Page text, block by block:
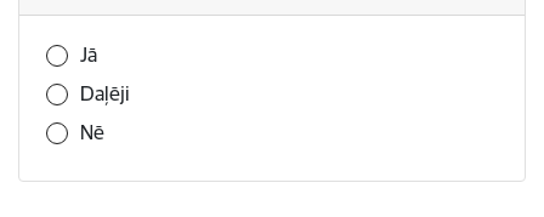
Vai šī informācija bija noderīga?
Jā
Daļēji
Nē